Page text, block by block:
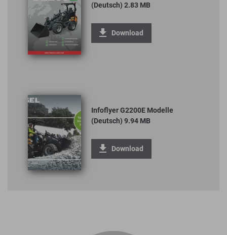
(Deutsch) 2.83 MB
Download
Infoflyer G2200E Modelle
(Deutsch) 9.94 MB
Download